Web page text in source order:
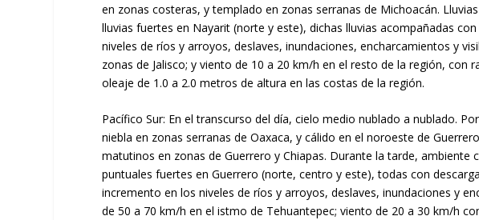
en zonas costeras, y templado en zonas serranas de Michoacán.
lluvias fuertes en Nayarit (norte y este), dichas lluvias acompañadas
niveles de ríos y arroyos, deslaves, inundaciones, encharcamientos y
zonas de Jalisco; y viento de 10 a 20 km/h en el resto de la región,
oleaje de 1.0 a 2.0 metros de altura en las costas de la región.
Pacífico Sur: En el transcurso del día, cielo medio nublado a nublado.
niebla en zonas serranas de Oaxaca, y cálido en el noroeste de
matutinos en zonas de Guerrero y Chiapas. Durante la tarde,
puntuales fuertes en Guerrero (norte, centro y este), todas con
incremento en los niveles de ríos y arroyos, deslaves, inundaciones y
de 50 a 70 km/h en el istmo de Tehuantepec; viento de 20 a 30 km/h